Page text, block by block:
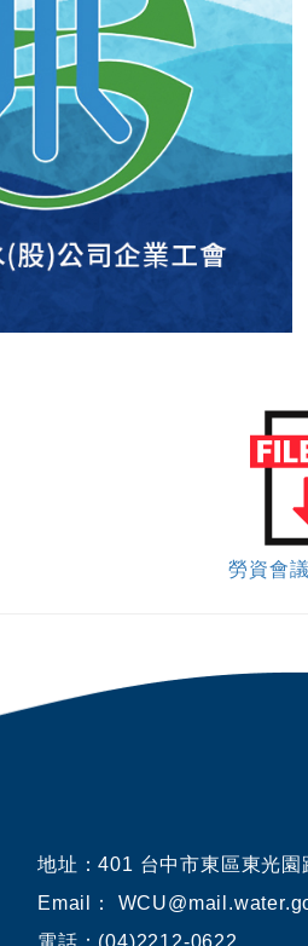
勞資會
地址：401 台中市東區東光園
Email：
電話：(04)2212-0622